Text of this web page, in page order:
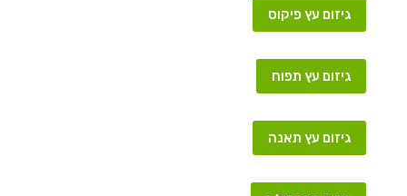
גיזום עץ פיקוס
גיזום עץ תפוח
גיזום עץ תאנה